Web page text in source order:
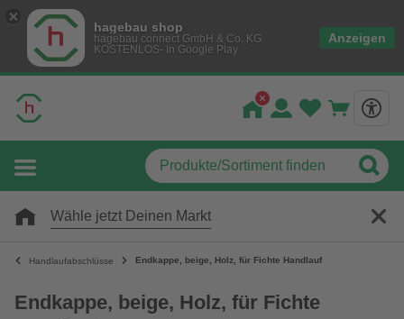
hagebau shop
hagebau connect GmbH & Co. KG
KOSTENLOS- In Google Play
Anzeigen
Wähle jetzt Deinen Markt
Handlaufabschlüsse Endkappe, beige, Holz, für Fichte Handlauf
Endkappe, beige, Holz, für Fichte